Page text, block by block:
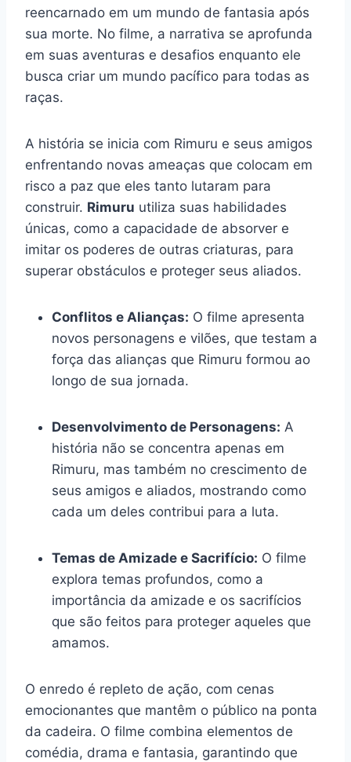
reencarnado em um mundo de fantasia após
sua morte. No filme, a narrativa se aprofunda
em suas aventuras e desafios enquanto ele
busca criar um mundo pacífico para todas as
raças.
A história se inicia com Rimuru e seus amigos
enfrentando novas ameaças que colocam em
risco a paz que eles tanto lutaram para
construir. Rimuru utiliza suas habilidades
únicas, como a capacidade de absorver e
imitar os poderes de outras criaturas, para
superar obstáculos e proteger seus aliados.
Conflitos e Alianças: O filme apresenta
novos personagens e vilões, que testam a
força das alianças que Rimuru formou ao
longo de sua jornada.
Desenvolvimento de Personagens: A
história não se concentra apenas em
Rimuru, mas também no crescimento de
seus amigos e aliados, mostrando como
cada um deles contribui para a luta.
Temas de Amizade e Sacrifício: O filme
explora temas profundos, como a
importância da amizade e os sacrifícios
que são feitos para proteger aqueles que
amamos.
O enredo é repleto de ação, com cenas
emocionantes que mantêm o público na ponta
da cadeira. O filme combina elementos de
comédia, drama e fantasia, garantindo que